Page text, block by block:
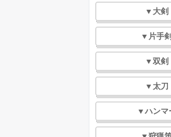
▼大剣
▼片手剣
▼双剣
▼太刀
▼ハンマ